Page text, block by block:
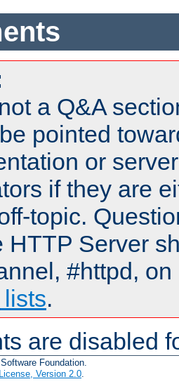
a Q&A
pointed
or
if they are
topic.
HTTP Server
#httpd,
.
are disabled
Foundation.
Version 2.0.